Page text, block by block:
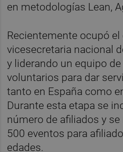
en metodologías Lean,
Recientemente ocupó el
vicesecretaria nacional
y liderando un equipo
voluntarios para dar
tanto en España como
Durante esta etapa se
número de afiliados y
500 eventos para
edades.